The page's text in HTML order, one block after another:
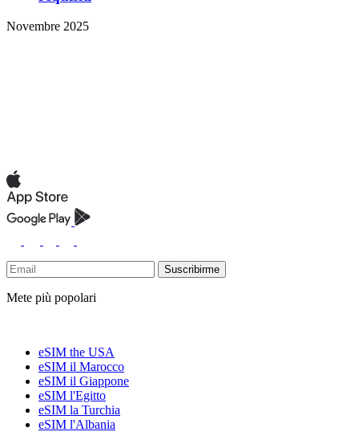
Novembre 2025
Suscribirme
Mete più popolari
eSIM the USA
eSIM il Marocco
eSIM il Giappone
eSIM l'Egitto
eSIM la Turchia
eSIM l'Albania